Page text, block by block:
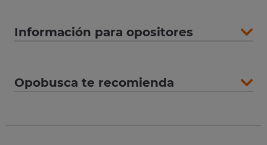
Información para opositores
Opobusca te recomienda